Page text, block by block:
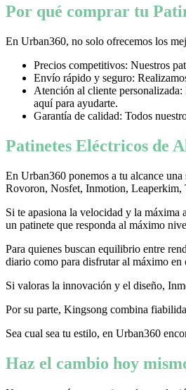
Por qué comprar tu
En Urban360, no solo ofrecemos los
Precios competitivos: Nuestros
Envío rápido y seguro:
Atención al cliente personalizada:
aquí para ayudarte.
Garantía de calidad: Todos
Patinetes Eléctricos de
En Urban360 ponemos a tu alcance
Rovoron, Nosfet, Inmotion, Leaperkim,
Si te apasiona la velocidad y la máxima
un patinete que responda al máximo
Para quienes buscan equilibrio entre
diario como para disfrutar al máximo en
Si valoras la innovación y el diseño,
Por su parte, Kingsong combina
Sea cual sea tu estilo, en Urban360
Haz el cambio hoy